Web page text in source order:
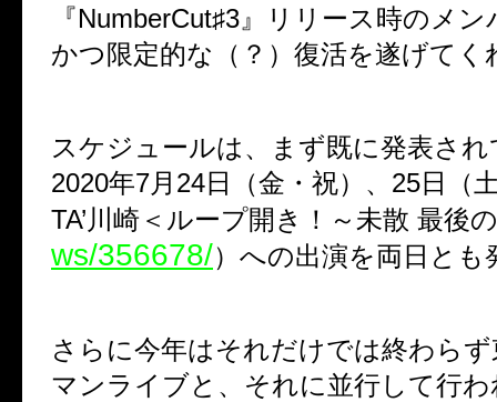
『NumberCut♯3』リリース時のメ
かつ限定的な（？）復活を遂げてく
スケジュールは、まず既に発表さ
2020年7月24日（金・祝）、25日（
TA’川崎＜ループ開き！～未散 最後
ws/356678/）への出演を両日とも
さらに今年はそれだけでは終わら
マンライブと、それに並行して行